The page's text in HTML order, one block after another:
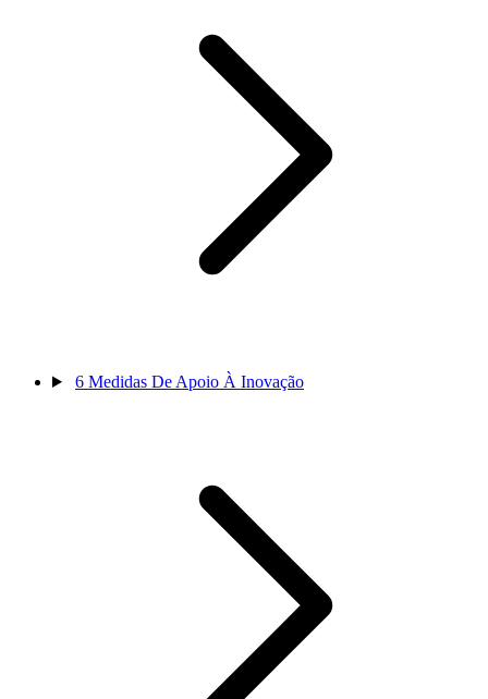
6 Medidas De Apoio À Inovação